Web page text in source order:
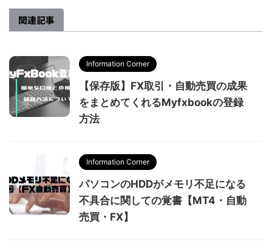
関連記事
Information Corner
【保存版】FX取引・自動売買の成果
をまとめてくれるMyfxbookの登録
方法
Information Corner
パソコンのHDDがメモリ不足になる
不具合に関しての覚書【MT4・自動
売買・FX】